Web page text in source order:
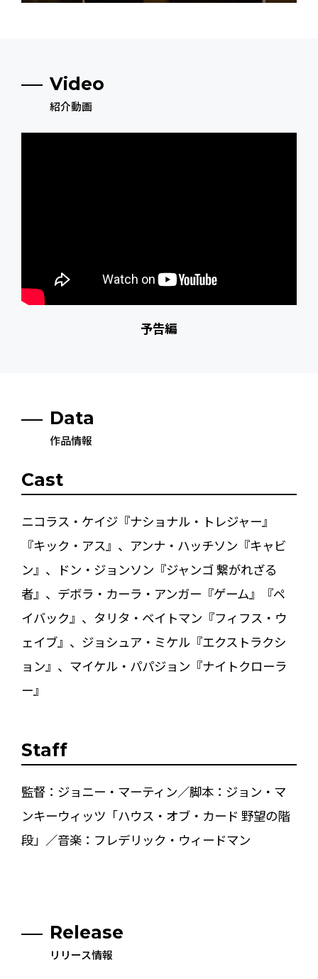
Video
紹介動画
予告編
Data
作品情報
Cast
ニコラス・ケイジ『ナショナル・トレジャー』
『キック・アス』、アンナ・ハッチソン『キャビ
ン』、ドン・ジョンソン『ジャンゴ 繋がれざる
者』、デボラ・カーラ・アンガー『ゲーム』『ペ
イバック』、タリタ・ベイトマン『フィフス・ウ
ェイブ』、ジョシュア・ミケル『エクストラクシ
ョン』、マイケル・パパジョン『ナイトクローラ
ー』
Staff
監督：ジョニー・マーティン／脚本：ジョン・マ
ンキーウィッツ「ハウス・オブ・カード 野望の階
段」／音楽：フレデリック・ウィードマン
Release
リリース情報